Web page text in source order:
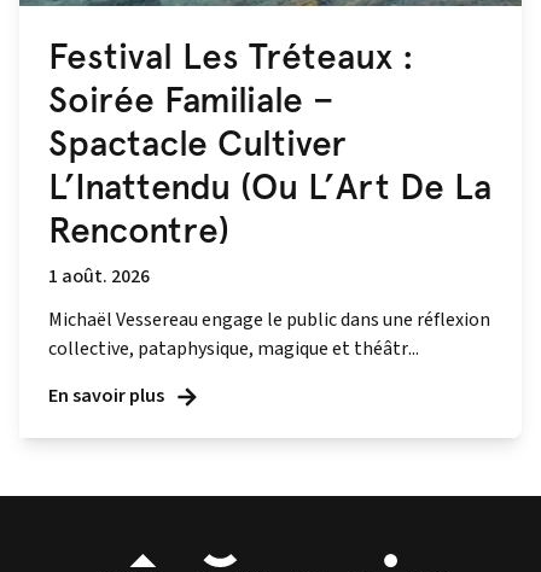
Festival Les Tréteaux :
Soirée Familiale –
Spactacle Cultiver
L’Inattendu (Ou L’Art De La
Rencontre)
1 août. 2026
Michaël Vessereau engage le public dans une réflexion
collective, pataphysique, magique et théâtr...
En savoir plus